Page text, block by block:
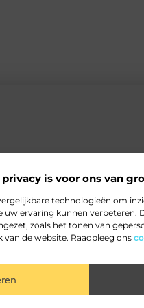
privacy is voor ons van
technologieën om
uw ervaring kunnen verbeteren.
zoals het tonen van
de website. Raadpleeg ons
Website index
maximale uit je website